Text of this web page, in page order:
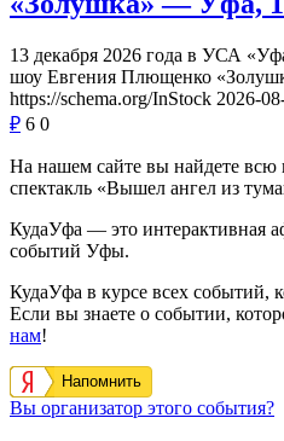
13 декабря 2026 года в УСА
шоу Евгения Плющенко
https://schema.org/InStock 2026-
₽ 6 0
На нашем сайте вы найдете
спектакль «Вышел ангел из
КудаУфа — это интерактивная
событий Уфы.
КудаУфа в курсе всех событий,
Если вы знаете о событии,
нам!
Напомнить
Вы организатор этого события?